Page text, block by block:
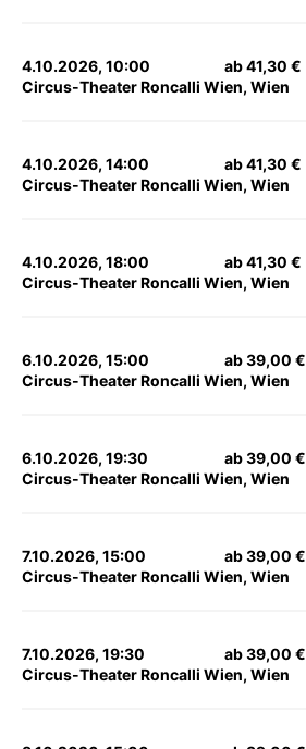
4.10.2026, 10:00
Circus-Theater Roncalli Wien, Wien
ab 41,30 €
4.10.2026, 14:00
Circus-Theater Roncalli Wien, Wien
ab 41,30 €
4.10.2026, 18:00
Circus-Theater Roncalli Wien, Wien
ab 41,30 €
6.10.2026, 15:00
Circus-Theater Roncalli Wien, Wien
ab 39,00 €
6.10.2026, 19:30
Circus-Theater Roncalli Wien, Wien
ab 39,00 €
7.10.2026, 15:00
Circus-Theater Roncalli Wien, Wien
ab 39,00 €
7.10.2026, 19:30
Circus-Theater Roncalli Wien, Wien
ab 39,00 €